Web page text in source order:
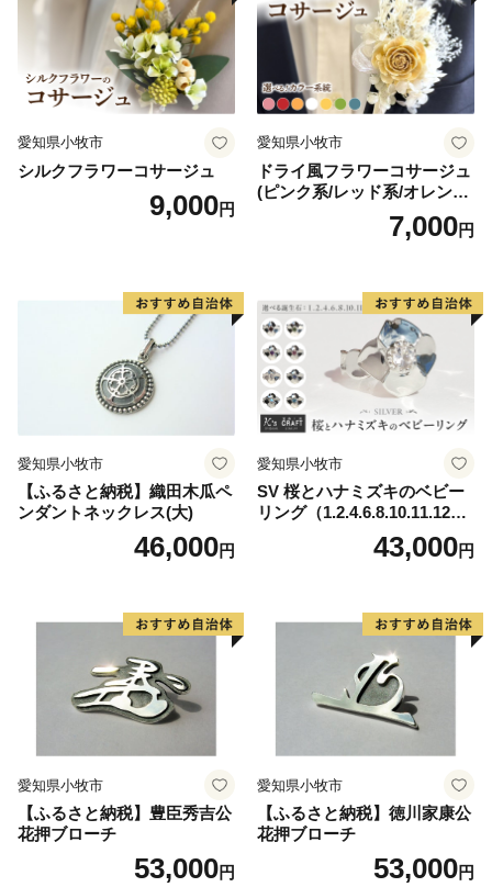
愛知県小牧市
シルクフラワーコサージュ
9,000円
愛知県小牧市
ドライ風フラワーコサージュ
(ピンク系/レッド系/オレンジ
系/ホワイト系/イエロー系/グ
リーン系/ブルー系）7,000円
愛知県小牧市
【ふるさと納税】織田木瓜ペ
ンダントネックレス(大)
46,000円
愛知県小牧市
SV 桜とハナミズキのベビー
リング（1.2.4.6.8.10.11.12
43,000円
愛知県小牧市
【ふるさと納税】豊臣秀吉公
花押ブローチ
53,000円
愛知県小牧市
【ふるさと納税】徳川家康公
花押ブローチ
53,000円